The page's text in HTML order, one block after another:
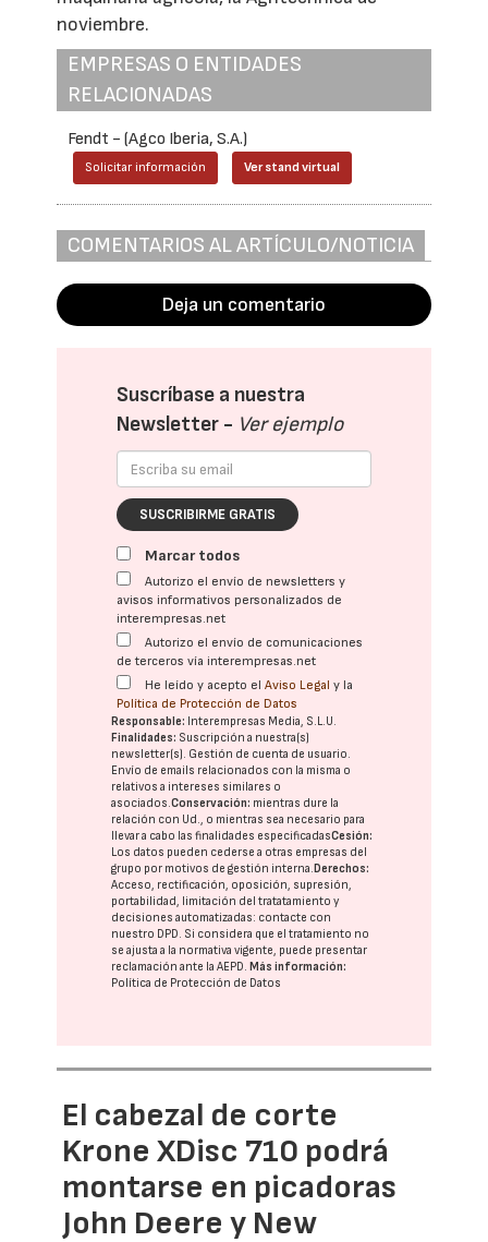
noviembre.
EMPRESAS O ENTIDADES
RELACIONADAS
Fendt - (Agco Iberia, S.A.)
Solicitar información Ver stand virtual
COMENTARIOS AL ARTÍCULO/NOTICIA
Deja un comentario
Suscríbase a nuestra
Newsletter - Ver ejemplo
SUSCRIBIRME GRATIS
Marcar todos
Autorizo el envío de newsletters y
avisos informativos personalizados de
interempresas.net
Autorizo el envío de comunicaciones
de terceros vía interempresas.net
He leído y acepto elAviso Legal y la
Política de Protección de Datos
Responsable: Interempresas Media, S.L.U.
Finalidades: Suscripción a nuestra(s)
newsletter(s). Gestión de cuenta de usuario.
Envío de emails relacionados con la misma o
relativos a intereses similares o
asociados.Conservación: mientras dure la
relación con Ud., o mientras sea necesario para
llevar a cabo las finalidades especificadasCesión:
Los datos pueden cederse a otras empresas del
grupo por motivos de gestión interna. Derechos:
Acceso, rectificación, oposición, supresión,
portabilidad, limitación del tratatamiento y
decisiones automatizadas: contacte con
nuestro DPD. Si considera que el tratamiento no
se ajusta a la normativa vigente, puede presentar
reclamación ante laAEPD. Más información:
Política de Protección de Datos
El cabezal de corte
Krone XDisc 710 podrá
montarse en picadoras
John Deere y New